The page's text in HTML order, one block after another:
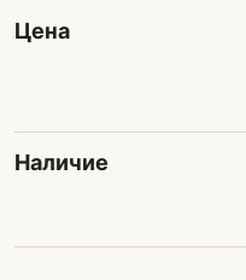
Цена
Наличие